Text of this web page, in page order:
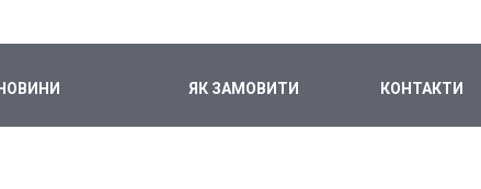
НОВИНИ ЯК ЗАМОВИТИ КОНТАКТИ